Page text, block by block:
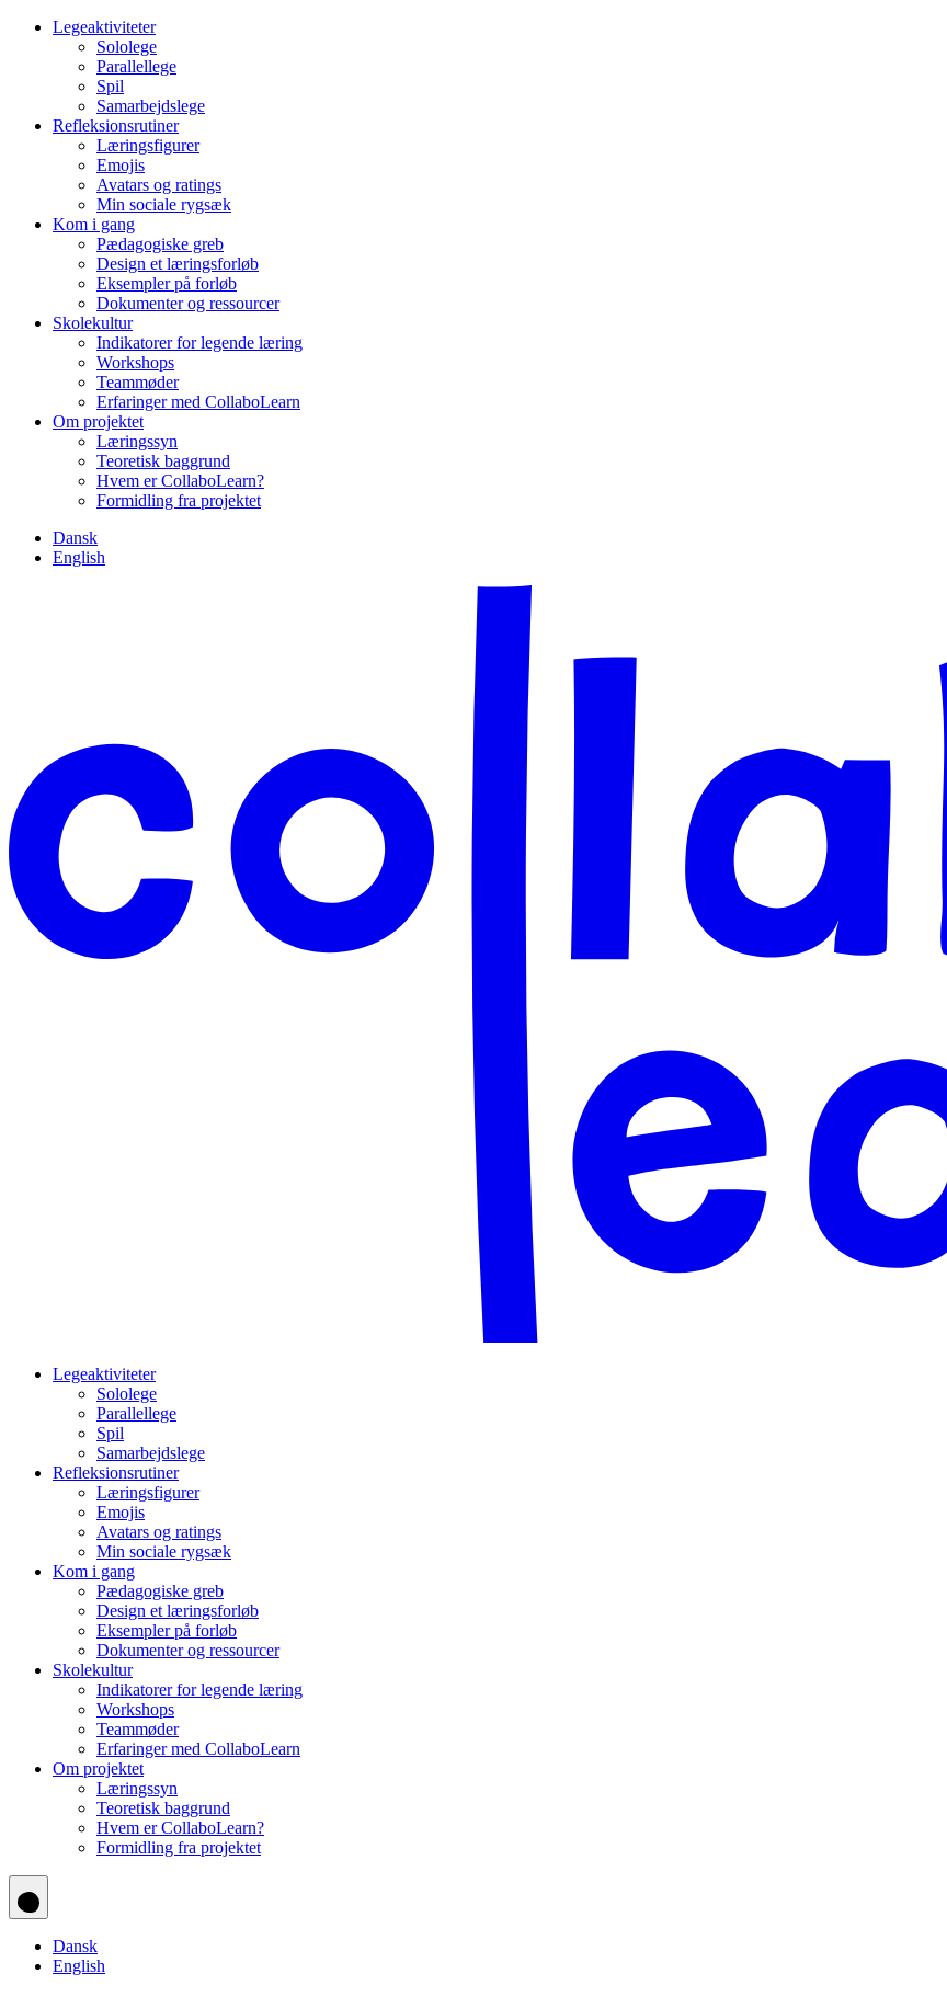
Legeaktiviteter
Sololege
Parallellege
Spil
Samarbejdslege
Refleksionsrutiner
Læringsfigurer
Emojis
Avatars og ratings
Min sociale rygsæk
Kom i gang
Pædagogiske greb
Design et læringsforløb
Eksempler på forløb
Dokumenter og ressourcer
Skolekultur
Indikatorer for legende læring
Workshops
Teammøder
Erfaringer med CollaboLearn
Om projektet
Læringssyn
Teoretisk baggrund
Hvem er CollaboLearn?
Formidling fra projektet
Dansk
English
Legeaktiviteter
Sololege
Parallellege
Spil
Samarbejdslege
Refleksionsrutiner
Læringsfigurer
Emojis
Avatars og ratings
Min sociale rygsæk
Kom i gang
Pædagogiske greb
Design et læringsforløb
Eksempler på forløb
Dokumenter og ressourcer
Skolekultur
Indikatorer for legende læring
Workshops
Teammøder
Erfaringer med CollaboLearn
Om projektet
Læringssyn
Teoretisk baggrund
Hvem er CollaboLearn?
Formidling fra projektet
Dansk
English